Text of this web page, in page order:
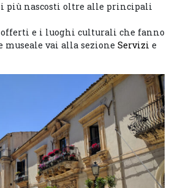
più nascosti oltre alle principali
e i luoghi culturali che fanno
museale vai alla sezione Servizi e